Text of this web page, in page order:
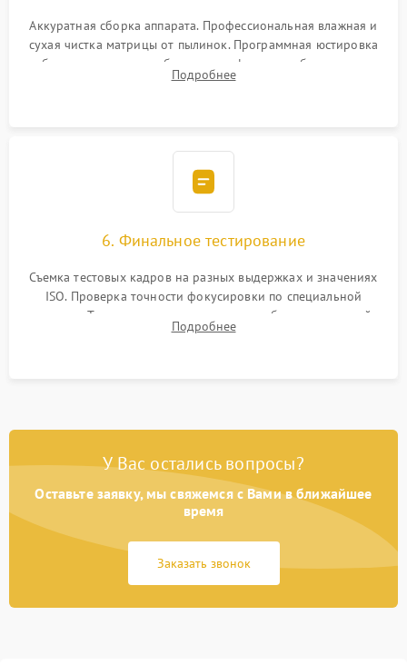
Аккуратная сборка аппарата. Профессиональная влажная и
сухая чистка матрицы от пылинок. Программная юстировка
рабочего отрезка, калибровка автофокуса, стабилизатора и
экспозамера с помощью сервисного ПО.
Подробнее
6. Финальное тестирование
Съемка тестовых кадров на разных выдержках и значениях
ISO. Проверка точности фокусировки по специальной
мишени. Тест записи на карту памяти, работы встроенной
вспышки, микрофона и всех кнопок управления.
Подробнее
У Вас остались вопросы?
Оставьте заявку, мы свяжемся с Вами в ближайшее
время
Заказать звонок